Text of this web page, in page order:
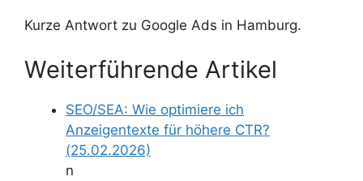
Kurze Antwort zu Google Ads in Hamburg.
Weiterführende Artikel
SEO/SEA: Wie optimiere ich
Anzeigentexte für höhere CTR?
(25.02.2026)
n